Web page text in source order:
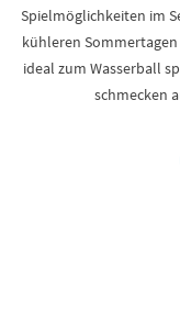
Spielmöglichkeiten im
kühleren
ideal zum Wasserball
schmecken